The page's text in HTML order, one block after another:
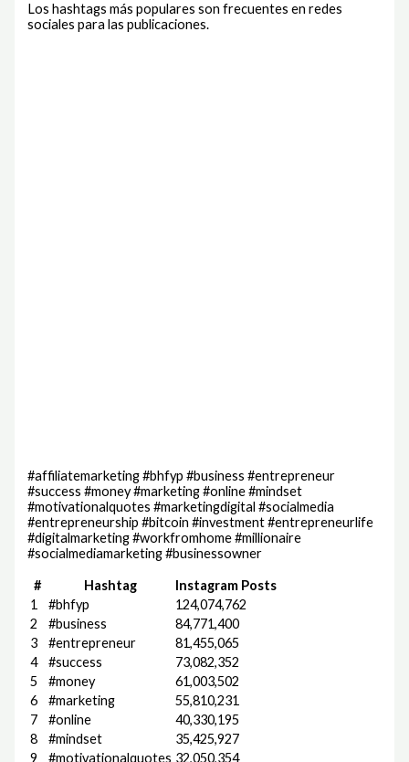
Los hashtags más populares son frecuentes en redes
sociales para las publicaciones.
#affiliatemarketing #bhfyp #business #entrepreneur
#success #money #marketing #online #mindset
#motivationalquotes #marketingdigital #socialmedia
#entrepreneurship #bitcoin #investment #entrepreneurlife
#digitalmarketing #workfromhome #millionaire
#socialmediamarketing #businessowner
# Hashtag
Instagram Posts
1
#bhfyp
124,074,762
2
#business
84,771,400
3
#entrepreneur
81,455,065
4
#success
73,082,352
5
#money
61,003,502
6
#marketing
55,810,231
7
#online
40,330,195
8
#mindset
35,425,927
9
#motivationalquotes 32,050,354